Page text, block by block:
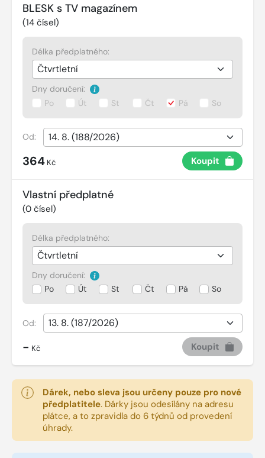
BLESK s TV magazínem
(14 čísel)
Délka předplatného:
Dny doručení:
Po
Út St Čt Pá So
Od:
364 Kč Koupit
Vlastní předplatné
(0 čísel)
Délka předplatného:
Dny doručení:
Po
Út St Čt Pá So
Od:
- Kč Koupit
Dárek, nebo sleva jsou určeny pouze pro nové
předplatitele. Dárky jsou odesílány na adresu
plátce, a to zpravidla do 6 týdnů od provedení
úhrady.